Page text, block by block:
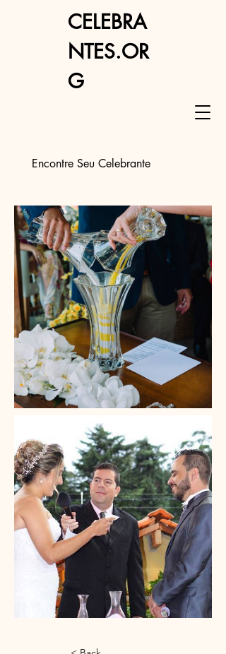
Encontre Seu Celebrante
CELEBRA
NTES.OR
G